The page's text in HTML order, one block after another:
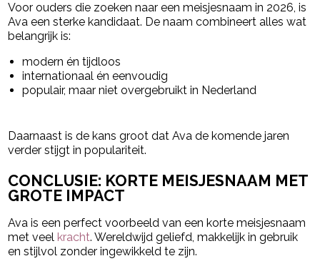
Voor ouders die zoeken naar een meisjesnaam in 2026, is
Ava een sterke kandidaat. De naam combineert alles wat
belangrijk is:
modern én tijdloos
internationaal én eenvoudig
populair, maar niet overgebruikt in Nederland
Daarnaast is de kans groot dat Ava de komende jaren
verder stijgt in populariteit.
CONCLUSIE: KORTE MEISJESNAAM MET
GROTE IMPACT
Ava is een perfect voorbeeld van een korte meisjesnaam
met veel kracht. Wereldwijd geliefd, makkelijk in gebruik
en stijlvol zonder ingewikkeld te zijn.